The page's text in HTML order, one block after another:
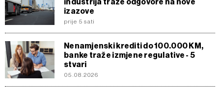
izazove
prije 5 sati
Nenamjenski krediti do 100.000 KM,
banke traže izmjene regulative - 5
stvari
05.08.2026